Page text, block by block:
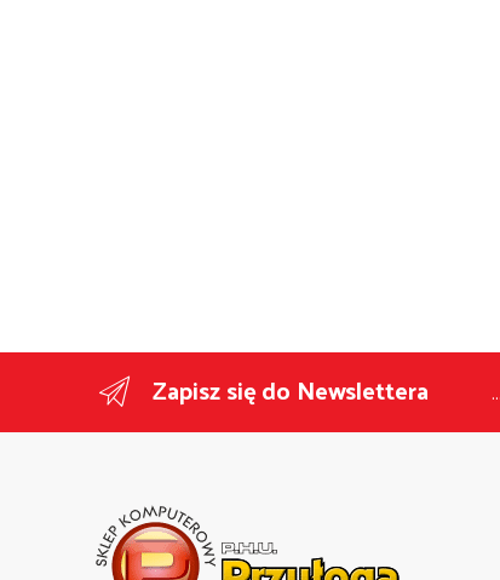
Zapisz się do Newslettera